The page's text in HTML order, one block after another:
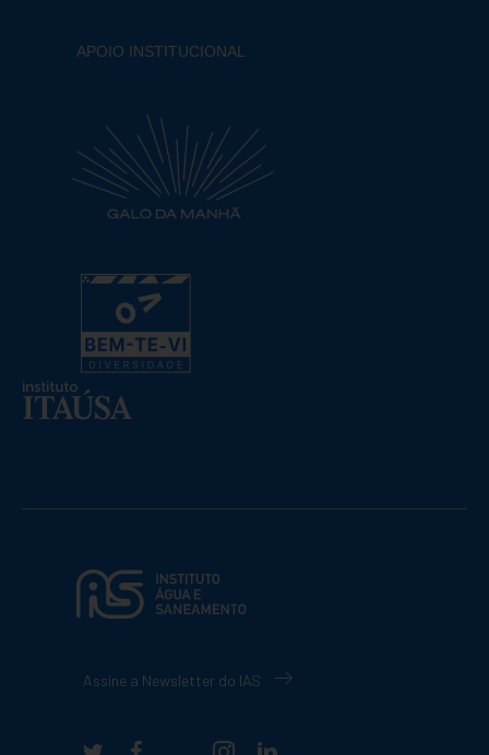
APOIO INSTITUCIONAL
Assine a Newsletter do IAS